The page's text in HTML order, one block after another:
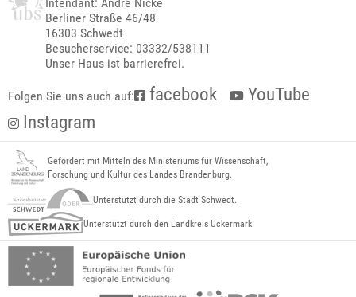
Berliner Straße 46/48
16303 Schwedt
Besucherservice: 03332/538111
Unser Haus ist barrierefrei.
Folgen Sie uns auch auf: facebook
YouTube
Instagram
Gefördert mit Mitteln des Ministeriums für Wissenschaft,
Forschung und Kultur des Landes Brandenburg.
Unterstützt durch die Stadt Schwedt.
Unterstützt durch den Landkreis Uckermark.